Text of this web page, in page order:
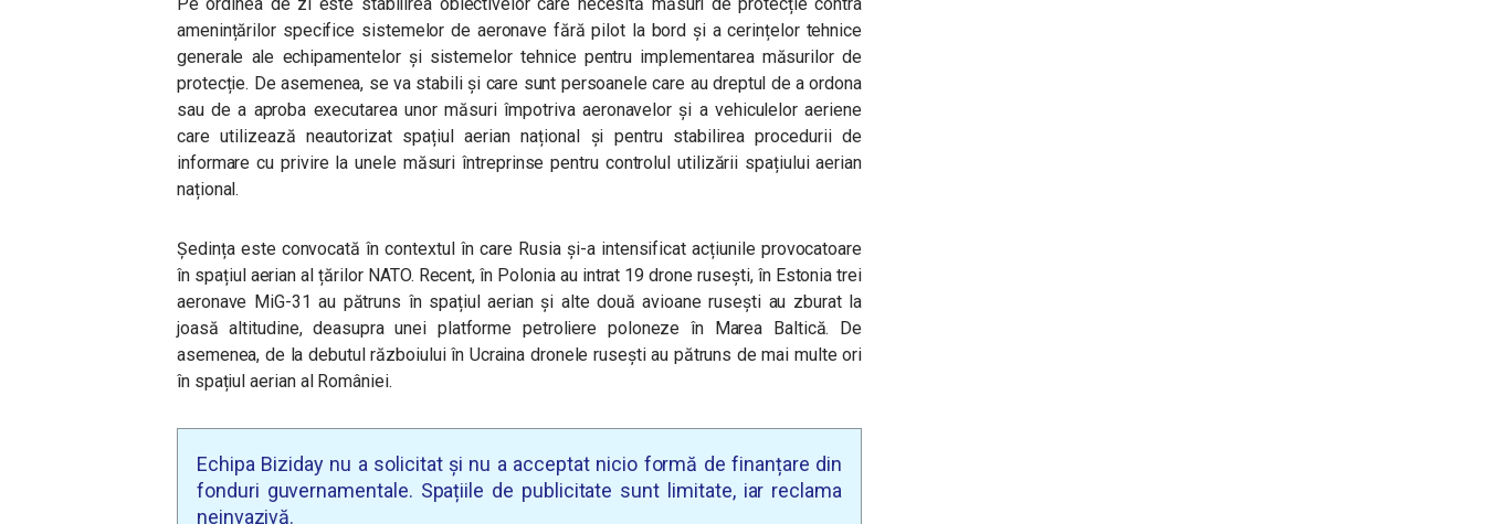
amenințărilor specifice sistemelor de aeronave fără pilot la bord și a cerințelor tehnice
generale ale echipamentelor și sistemelor tehnice pentru implementarea măsurilor de
protecție. De asemenea, se va stabili și care sunt persoanele care au dreptul de a ordona
sau de a aproba executarea unor măsuri împotriva aeronavelor și a vehiculelor aeriene
care utilizează neautorizat spațiul aerian național și pentru stabilirea procedurii de
informare cu privire la unele măsuri întreprinse pentru controlul utilizării spațiului aerian
național.
Ședința este convocată în contextul în care Rusia și-a intensificat acțiunile provocatoare
în spațiul aerian al țărilor NATO. Recent, în Polonia au intrat 19 drone rusești, în Estonia trei
aeronave MiG-31 au pătruns în spațiul aerian și alte două avioane rusești au zburat la
joasă altitudine, deasupra unei platforme petroliere poloneze în Marea Baltică. De
asemenea, de la debutul războiului în Ucraina dronele rusești au pătruns de mai multe ori
în spațiul aerian al României.
Echipa Biziday nu a solicitat și nu a acceptat nicio formă de finanțare din
fonduri guvernamentale. Spațiile de publicitate sunt limitate, iar reclama
neinvazivă.